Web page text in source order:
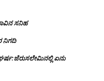
ಸನಿಹ
ನಿಗದಿ
ಏನು